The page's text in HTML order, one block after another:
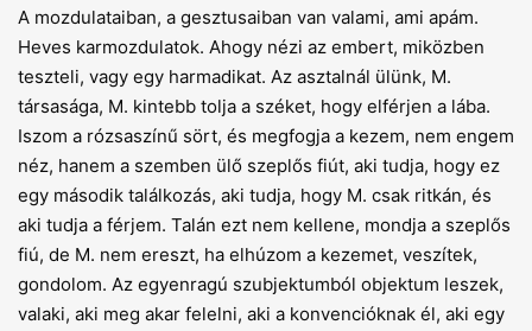
A mozdulataiban, a gesztusaiban van valami, ami apám.
Heves karmozdulatok. Ahogy nézi az embert, miközben
teszteli, vagy egy harmadikat. Az asztalnál ülünk, M.
társasága, M. kintebb tolja a széket, hogy elférjen a lába.
Iszom a rózsaszínű sört, és megfogja a kezem, nem engem
néz, hanem a szemben ülő szeplős fiút, aki tudja, hogy ez
egy második találkozás, aki tudja, hogy M. csak ritkán, és
aki tudja a férjem. Talán ezt nem kellene, mondja a szeplős
fiú, de M. nem ereszt, ha elhúzom a kezemet, veszítek,
gondolom. Az egyenragú szubjektumból objektum leszek,
valaki, aki meg akar felelni, aki a konvencióknak él, aki egy